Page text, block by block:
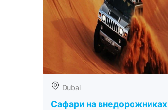
Dubai
Сафари на внедорожниках